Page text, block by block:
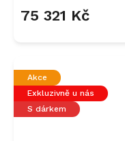
75 321 Kč
Akce
Exkluzivně u nás
S dárkem